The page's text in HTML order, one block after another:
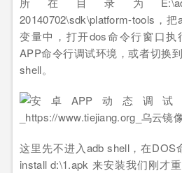
20140702\sdk\platform-tools，
变量中，打开dos命令行窗口执
APP命令行调试环境，或者切换
shell。
这里先不进入adb shell，在DOS
install d:\1.apk 来安装我们刚才